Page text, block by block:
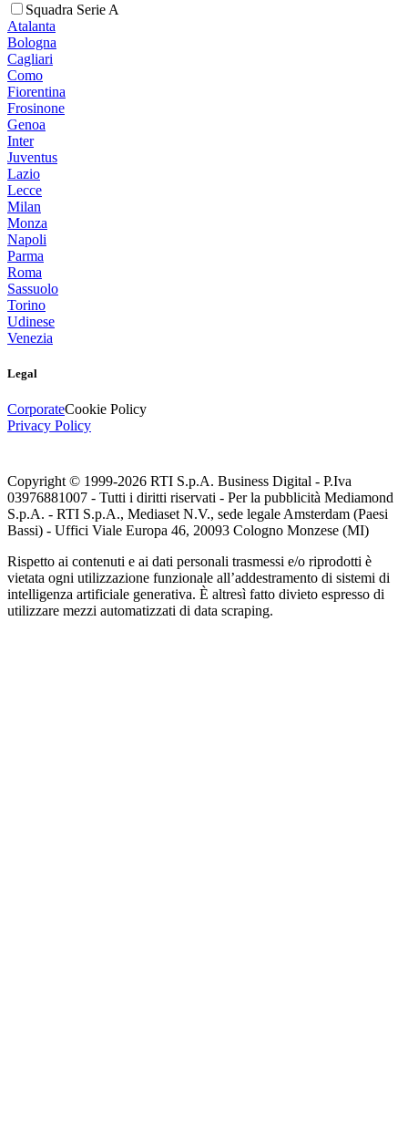
Squadra Serie A
Atalanta
Bologna
Cagliari
Como
Fiorentina
Frosinone
Genoa
Inter
Juventus
Lazio
Lecce
Milan
Monza
Napoli
Parma
Roma
Sassuolo
Torino
Udinese
Venezia
Legal
CorporateCookie Policy
Privacy Policy
Copyright © 1999-2026 RTI S.p.A. Business Digital - P.Iva
03976881007 - Tutti i diritti riservati - Per la pubblicità Mediamond
S.p.A. - RTI S.p.A., Mediaset N.V., sede legale Amsterdam (Paesi
Bassi) - Uffici Viale Europa 46, 20093 Cologno Monzese (MI)
Rispetto ai contenuti e ai dati personali trasmessi e/o riprodotti è
vietata ogni utilizzazione funzionale all’addestramento di sistemi di
intelligenza artificiale generativa. È altresì fatto divieto espresso di
utilizzare mezzi automatizzati di data scraping.